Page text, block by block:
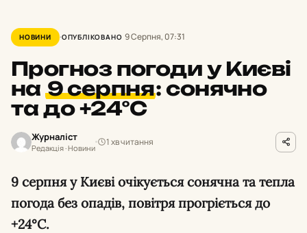
НОВИНИ ОПУБЛІКОВАНО 9 Серпня, 07:31
Прогноз погоди у Києві
на9 серпня: сонячно
та до +24°С
Журналіст
Редакція · Новини
1 хв читання
9 серпня у Києві очікується сонячна та тепла
погода без опадів, повітря прогріється до
+24°С.